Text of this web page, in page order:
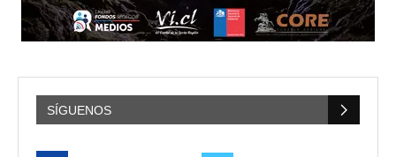
SÍGUENOS